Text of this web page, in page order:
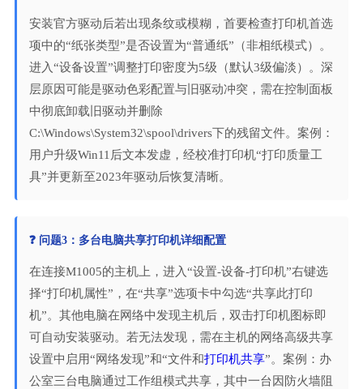
安装官方驱动后若出现条纹或模糊，首要检查打印机首选
项中的“纸张类型”是否设置为“普通纸”（非相纸模式）。
进入“设备设置”调整打印密度为5级（默认3级偏淡）。深
层原因可能是驱动色彩配置与旧驱动冲突，需在控制面板
中彻底卸载旧驱动并删除
C:\Windows\System32\spool\drivers下的残留文件。案例：
用户升级Win11后文本发虚，经校准打印机“打印质量工
具”并更新至2023年驱动后恢复清晰。
❓ 问题3：多台电脑共享打印机详细配置
在连接M1005的主机上，进入“设置-设备-打印机”右键选
择“打印机属性”，在“共享”选项卡中勾选“共享此打印
机”。其他电脑在网络中发现主机后，双击打印机图标即
可自动安装驱动。若无法发现，需在主机的网络高级共享
设置中启用“网络发现”和“文件和打印机共享”。案例：办
公室三台电脑通过工作组模式共享，其中一台因防火墙阻